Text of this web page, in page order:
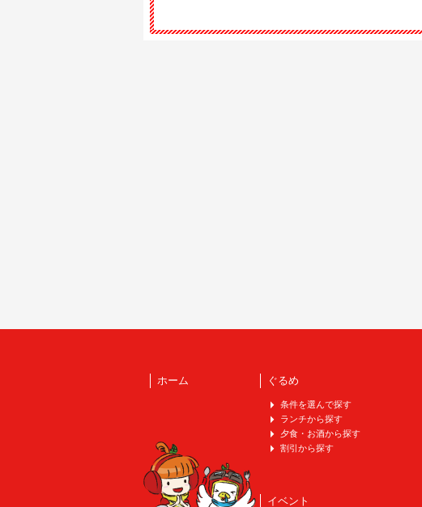
ホーム ぐるめ
条件を選んで探す
ランチから探す
夕食・お酒から探す
割引から探す
イベント